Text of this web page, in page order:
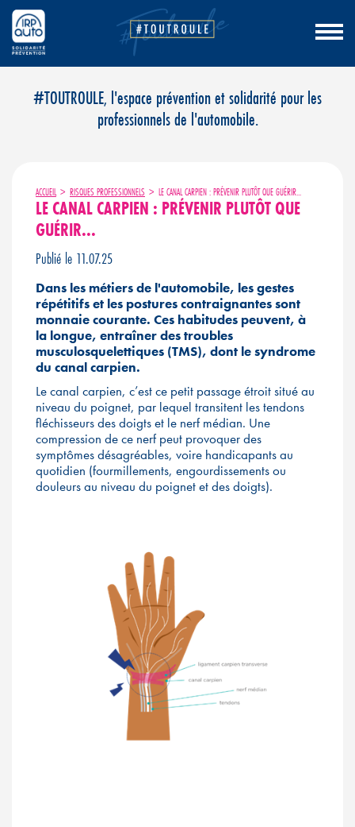
#TOUTROULE, l'espace prévention et solidarité pour les
professionnels de l'automobile.
ACCUEIL > RISQUES PROFESSIONNELS > LE CANAL CARPIEN : PRÉVENIR PLUTÔT QUE GUÉRIR...
LE CANAL CARPIEN : PRÉVENIR PLUTÔT QUE
GUÉRIR...
Publié le 11.07.25
Dans les métiers de l'automobile, les gestes
répétitifs et les postures contraignantes sont
monnaie courante. Ces habitudes peuvent, à
la longue, entraîner des troubles
musculosquelettiques (TMS), dont le syndrome
du canal carpien.
Le canal carpien, c’est ce petit passage étroit situé au
niveau du poignet, par lequel transitent les tendons
fléchisseurs des doigts et le nerf médian. Une
compression de ce nerf peut provoquer des
symptômes désagréables, voire handicapants au
quotidien (fourmillements, engourdissements ou
douleurs au niveau du poignet et des doigts)​.​